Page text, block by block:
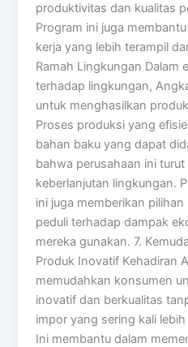
produktivitas dan kualitas
Program ini juga
kerja yang lebih terampil
Ramah Lingkungan Dalam
terhadap lingkungan,
untuk menghasilkan
Proses produksi yang
bahan baku yang dapat
bahwa perusahaan ini
keberlanjutan lingkungan.
ini juga memberikan
peduli terhadap dampak
mereka gunakan. 7.
Produk Inovatif Kehadiran
memudahkan konsumen
inovatif dan berkualitas
impor yang sering kali
Ini membantu dalam